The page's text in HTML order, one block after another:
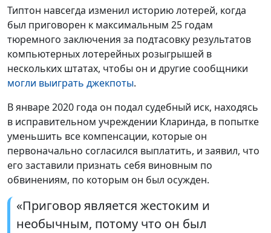
Типтон навсегда изменил историю лотерей, когда
был приговорен к максимальным 25 годам
тюремного заключения за подтасовку результатов
компьютерных лотерейных розыгрышей в
нескольких штатах, чтобы он и другие сообщники
могли выиграть джекпоты.
В январе 2020 года он подал судебный иск, находясь
в исправительном учреждении Кларинда, в попытке
уменьшить все компенсации, которые он
первоначально согласился выплатить, и заявил, что
его заставили признать себя виновным по
обвинениям, по которым он был осужден.
«Приговор является жестоким и
необычным, потому что он был